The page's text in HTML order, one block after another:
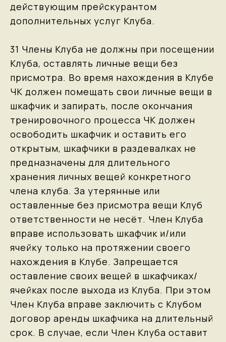
действующим прейскурантом
дополнительных услуг Клуба.
31 Члены Клуба не должны при посещении
Клуба, оставлять личные вещи без
присмотра. Во время нахождения в Клубе
ЧК должен помещать свои личные вещи в
шкафчик и запирать, после окончания
тренировочного процесса ЧК должен
освободить шкафчик и оставить его
открытым, шкафчики в раздевалках не
предназначены для длительного
хранения личных вещей конкретного
члена клуба. За утерянные или
оставленные без присмотра вещи Клуб
ответственности не несёт. Член Клуба
вправе использовать шкафчик и/или
ячейку только на протяжении своего
нахождения в Клубе. Запрещается
оставление своих вещей в шкафчиках/
ячейках после выхода из Клуба. При этом
Член Клуба вправе заключить с Клубом
договор аренды шкафчика на длительный
срок. В случае, если Член Клуба оставит